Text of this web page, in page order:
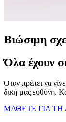
Βιώσιμη
Όλα έχουν
Όταν πρέπει να
δική μας ευθύνη.
ΜΑΘΕΤΕ ΓΙΑ